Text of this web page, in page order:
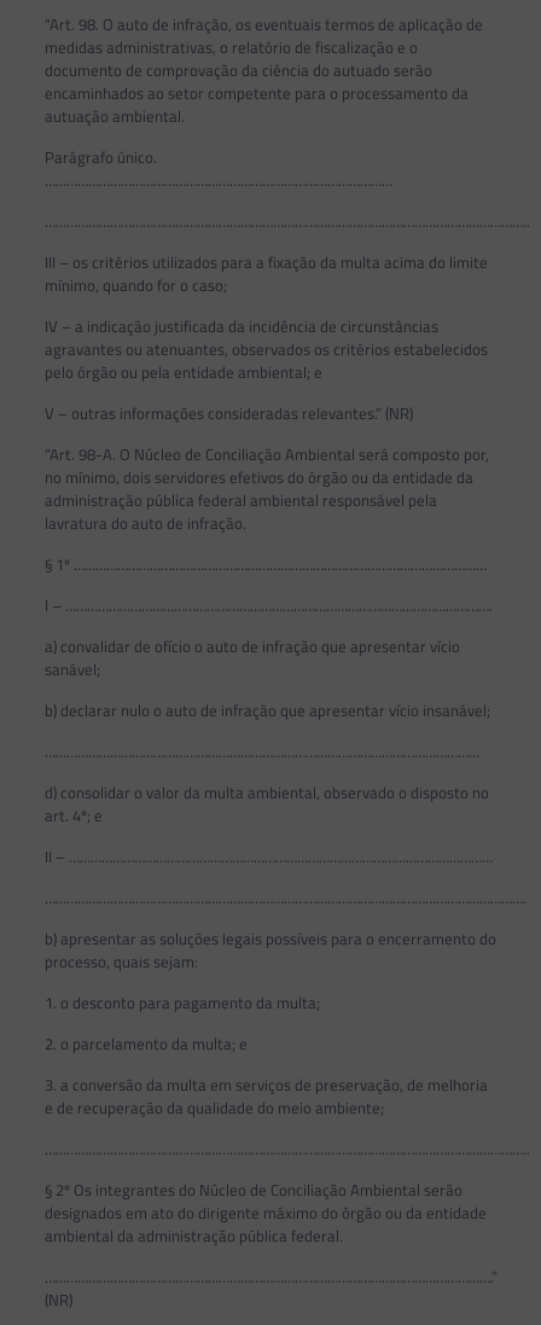
“Art. 98. O auto de infração, os eventuais termos de aplicação de
medidas administrativas, o relatório de fiscalização e o
documento de comprovação da ciência do autuado serão
encaminhados ao setor competente para o processamento da
autuação ambiental.
Parágrafo único.
……………………………………………………………………………………
……………………………………………………………………………………………………………………..
III – os critérios utilizados para a fixação da multa acima do limite
mínimo, quando for o caso;
IV – a indicação justificada da incidência de circunstâncias
agravantes ou atenuantes, observados os critérios estabelecidos
pelo órgão ou pela entidade ambiental; e
V – outras informações consideradas relevantes.” (NR)
“Art. 98-A. O Núcleo de Conciliação Ambiental será composto por,
no mínimo, dois servidores efetivos do órgão ou da entidade da
administração pública federal ambiental responsável pela
lavratura do auto de infração.
§ 1º ……………………………………………………………………………………………………
I – ……………………………………………………………………………………………………….
a) convalidar de ofício o auto de infração que apresentar vício
sanável;
b) declarar nulo o auto de infração que apresentar vício insanável;
…………………………………………………………………………………………………………
d) consolidar o valor da multa ambiental, observado o disposto no
art. 4º; e
II – ………………………………………………………………………………………………………
…………………………………………………………………………………………………………………….
b) apresentar as soluções legais possíveis para o encerramento do
processo, quais sejam:
1. o desconto para pagamento da multa;
2. o parcelamento da multa; e
3. a conversão da multa em serviços de preservação, de melhoria
e de recuperação da qualidade do meio ambiente;
……………………………………………………………………………………………………………………..
§ 2º Os integrantes do Núcleo de Conciliação Ambiental serão
designados em ato do dirigente máximo do órgão ou da entidade
ambiental da administração pública federal.
…………………………………………………………………………………………………………….”
(NR)